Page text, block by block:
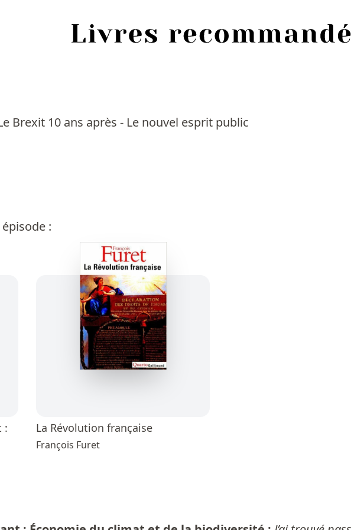
Brexit 10 ans après - Le nouvel esprit public
:
:
La Révolution française
François Furet